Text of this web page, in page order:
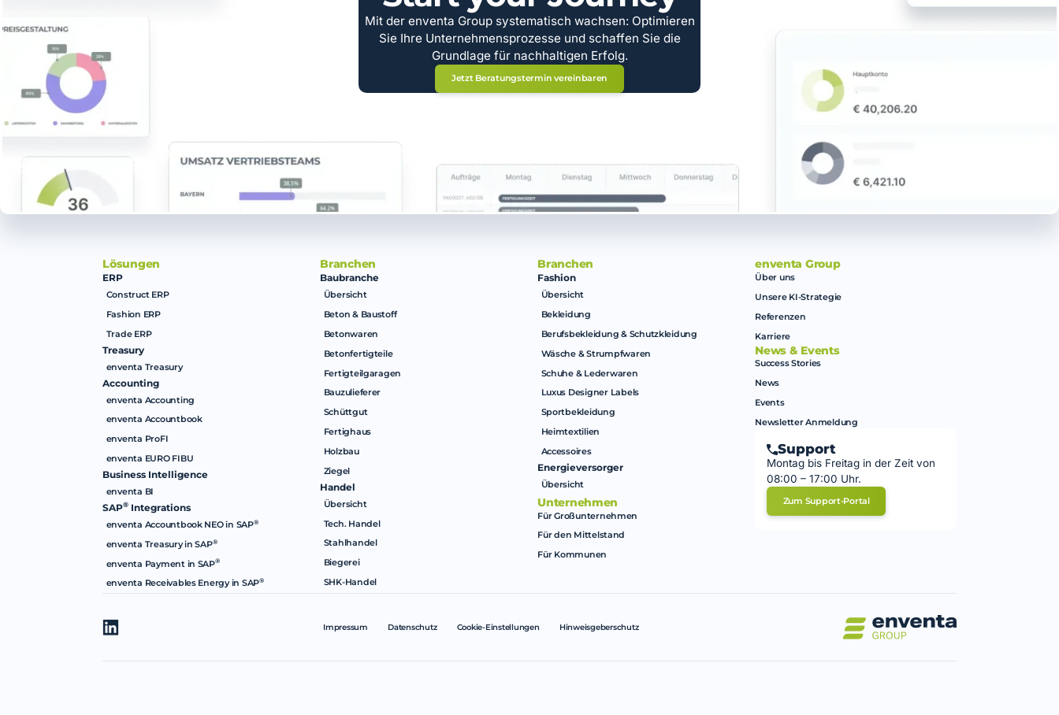
Mit der enventa Group systematisch wachsen: Optimieren
Sie Ihre Unternehmensprozesse und schaffen Sie die
Grundlage für nachhaltigen Erfolg.
Jetzt Beratungstermin vereinbaren
Lösungen
ERP
Construct ERP
Fashion ERP
Trade ERP
Treasury
enventa Treasury
Accounting
enventa Accounting
enventa Accountbook
enventa ProFI
enventa EURO FIBU
Business Intelligence
enventa BI
SAP® Integrations
enventa Accountbook NEO in SAP®
enventa Treasury in SAP®
enventa Payment in SAP®
enventa Receivables Energy in SAP®
Branchen
Baubranche
Übersicht
Beton & Baustoff
Betonwaren
Betonfertigteile
Fertigteilgaragen
Bauzulieferer
Schüttgut
Fertighaus
Holzbau
Ziegel
Handel
Übersicht
Tech. Handel
Stahlhandel
Biegerei
SHK-Handel
Branchen
Fashion
Übersicht
Bekleidung
Berufsbekleidung & Schutzkleidung
Wäsche & Strumpfwaren
Schuhe & Lederwaren
Luxus Designer Labels
Sportbekleidung
Heimtextilien
Accessoires
Energieversorger
Übersicht
Unternehmen
Für Großunternehmen
Für den Mittelstand
Für Kommunen
enventa Group
Über uns
Unsere KI-Strategie
Referenzen
Karriere
News & Events
Success Stories
News
Events
Newsletter Anmeldung
Support
Montag bis Freitag in der Zeit von
08:00 – 17:00 Uhr.
Zum Support-Portal
Impressum Datenschutz Cookie-Einstellungen Hinweisgeberschutz